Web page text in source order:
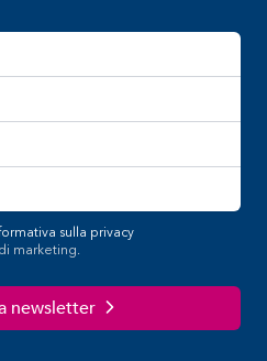
sulla privacy
marketing.
newsletter